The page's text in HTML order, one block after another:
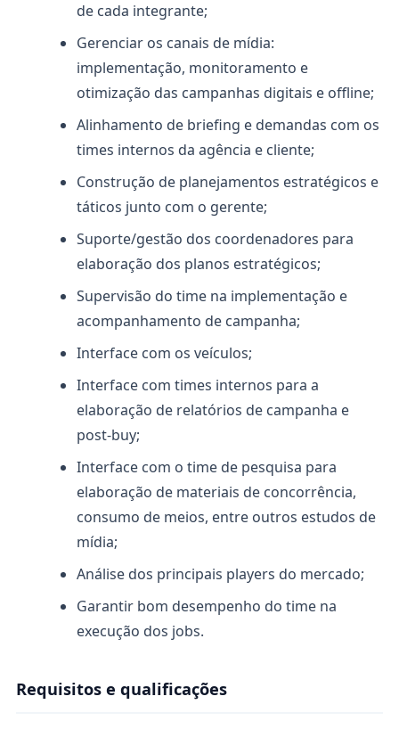
de cada integrante;
Gerenciar os canais de mídia:
implementação, monitoramento e
otimização das campanhas digitais e offline;
Alinhamento de briefing e demandas com os
times internos da agência e cliente;
Construção de planejamentos estratégicos e
táticos junto com o gerente;
Suporte/gestão dos coordenadores para
elaboração dos planos estratégicos;
Supervisão do time na implementação e
acompanhamento de campanha;
Interface com os veículos;
Interface com times internos para a
elaboração de relatórios de campanha e
post-buy;
Interface com o time de pesquisa para
elaboração de materiais de concorrência,
consumo de meios, entre outros estudos de
mídia;
Análise dos principais players do mercado;
Garantir bom desempenho do time na
execução dos jobs.
Requisitos e qualificações